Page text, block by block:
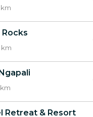
km
km
km
Retreat & Resort